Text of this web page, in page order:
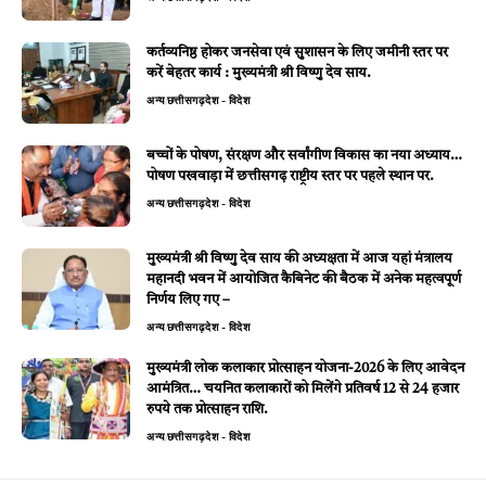
कर्तव्यनिष्ठ होकर जनसेवा एवं सुशासन के लिए जमीनी स्तर पर
करें बेहतर कार्य : मुख्यमंत्री श्री विष्णु देव साय.
अन्यछत्तीसगढ़देश - विदेश
बच्चों के पोषण, संरक्षण और सर्वांगीण विकास का नया अध्याय…
पोषण पखवाड़ा में छत्तीसगढ़ राष्ट्रीय स्तर पर पहले स्थान पर.
अन्यछत्तीसगढ़देश - विदेश
मुख्यमंत्री श्री विष्णु देव साय की अध्यक्षता में आज यहां मंत्रालय
महानदी भवन में आयोजित कैबिनेट की बैठक में अनेक महत्वपूर्ण
निर्णय लिए गए –
अन्यछत्तीसगढ़देश - विदेश
मुख्यमंत्री लोक कलाकार प्रोत्साहन योजना-2026 के लिए आवेदन
आमंत्रित… चयनित कलाकारों को मिलेंगे प्रतिवर्ष 12 से 24 हजार
रुपये तक प्रोत्साहन राशि.
अन्यछत्तीसगढ़देश - विदेश